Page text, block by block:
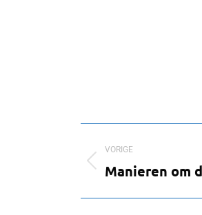
Bericht
navigatie
VORIGE
Vorig
Manieren om